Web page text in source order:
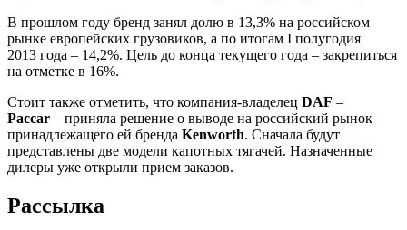
В прошлом году бренд занял долю в 13,3% на российском
рынке европейских грузовиков, а по итогам I полугодия
2013 года – 14,2%. Цель до конца текущего года – закрепиться
на отметке в 16%.
Стоит также отметить, что компания-владелец DAF –
Paccar – приняла решение о выводе на российский рынок
принадлежащего ей бренда Kenworth. Сначала будут
представлены две модели капотных тягачей. Назначенные
дилеры уже открыли прием заказов.
Рассылка